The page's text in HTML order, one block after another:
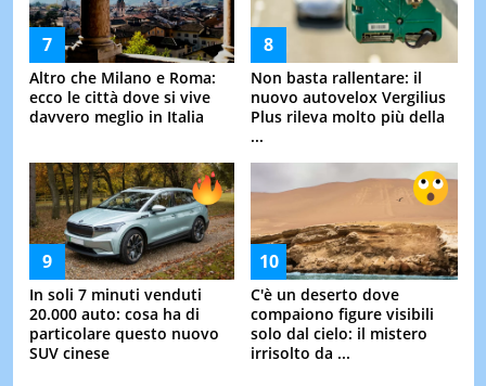
Altro che Milano e Roma:
ecco le città dove si vive
davvero meglio in Italia
Non basta rallentare: il
nuovo autovelox Vergilius
Plus rileva molto più della
...
In soli 7 minuti venduti
20.000 auto: cosa ha di
particolare questo nuovo
SUV cinese
C'è un deserto dove
compaiono figure visibili
solo dal cielo: il mistero
irrisolto da ...